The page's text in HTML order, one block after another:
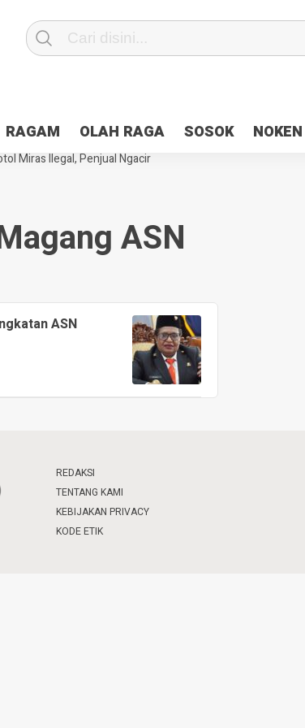
RAGAM OLAH RAGA SOSOK NOKEN
Jayapura
Pesan Sejuk Polri di Deklarasi Pemilu
Hibah Pilkada Jayapura Cair 10 Persen, Deposit Kas Daerah
Miras Ilegal, Penjual Ngacir
ASN
ASN
REDAKSI
TENTANG KAMI
KEBIJAKAN PRIVACY
KODE ETIK